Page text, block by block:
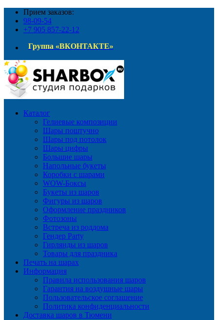
Прием заказов:
98-09-54
+7 905 857-22-12
Группа «ВКОНТАКТЕ»
Каталог
Гелиевые композиции
Шары поштучно
Шары под потолок
Шары цифры
Большие шары
Напольные букеты
Коробки с шарами
WOW-Боксы
Букеты из шаров
Фигуры из шаров
Оформление праздников
Фотозоны
Встреча из роддома
Гендер Party
Гирлянды из шаров
Товары для праздника
Печать на шарах
Информация
Правила использования шаров
Гарантия на воздушные шары
Пользовательское соглашение
Политика конфиденциальности
Доставка шаров в Тюмени